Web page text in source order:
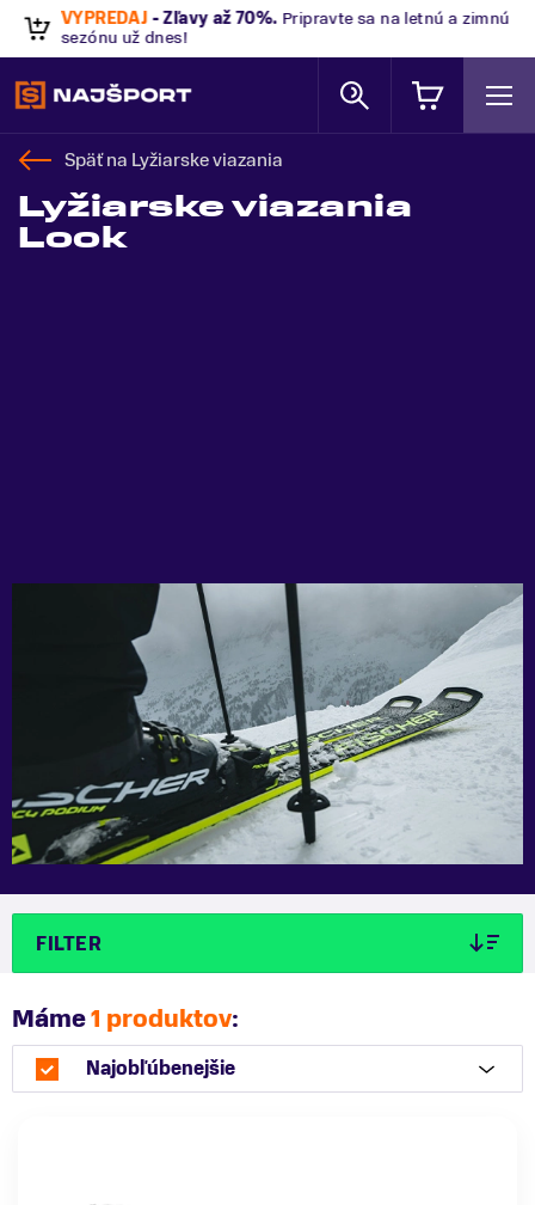
VÝPREDAJ- Zľavy až 70%.Pripravte sa na letnú a zimnú
sezónu už dnes!
Späť na Lyžiarske viazania
Lyžiarske viazania
Look
FILTER
Máme1 produktov:
Najobľúbenejšie